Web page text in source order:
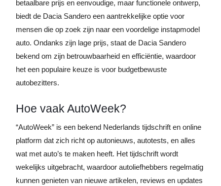
betaalbare prijs en eenvoudige, maar functionele ontwerp,
biedt de Dacia Sandero een aantrekkelijke optie voor
mensen die op zoek zijn naar een voordelige instapmodel
auto. Ondanks zijn lage prijs, staat de Dacia Sandero
bekend om zijn betrouwbaarheid en efficiëntie, waardoor
het een populaire keuze is voor budgetbewuste
autobezitters.
Hoe vaak AutoWeek?
“AutoWeek” is een bekend Nederlands tijdschrift en online
platform dat zich richt op autonieuws, autotests, en alles
wat met auto’s te maken heeft. Het tijdschrift wordt
wekelijks uitgebracht, waardoor autoliefhebbers regelmatig
kunnen genieten van nieuwe artikelen, reviews en updates